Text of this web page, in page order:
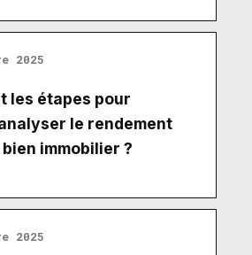
2025
les étapes pour
le rendement
immobilier ?
2025